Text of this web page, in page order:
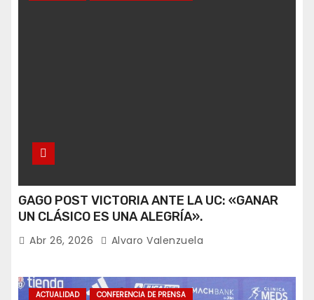
GAGO POST VICTORIA ANTE LA UC: «GANAR
UN CLÁSICO ES UNA ALEGRÍA».
Abr 26, 2026 Alvaro Valenzuela
ACTUALIDAD CONFERENCIA DE PRENSA